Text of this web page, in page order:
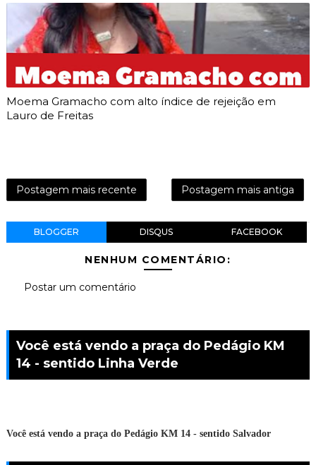
Moema Gramacho com alto índice de rejeição em
Lauro de Freitas
Postagem mais recente Postagem mais antiga
BLOGGER DISQUS FACEBOOK
NENHUM COMENTÁRIO:
Postar um comentário
Você está vendo a praça do Pedágio KM
14 - sentido Linha Verde
Você está vendo a praça do Pedágio KM 14 - sentido Salvador